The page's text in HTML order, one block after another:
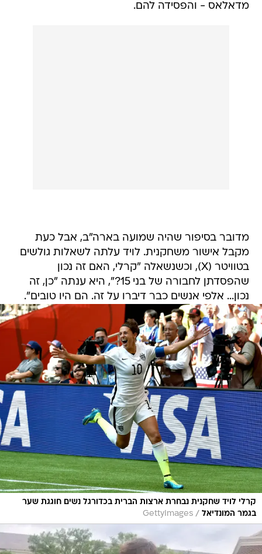
מדאלאס - והפסידה להם.
מדובר בסיפור שהיה שמועה בארה"ב, אבל כעת
מקבל אישור משחקנית. לויד עלתה לשאלות גולשים
בטוויטר (X), וכשנשאלה "קרלי, האם זה נכון
שהפסדתן לחבורה של בני 15?", היא ענתה "כן, זה
נכון... אלפי אנשים כבר דיברו על זה. הם היו טובים".
קרלי לויד שחקנית נבחרת ארצות הברית בכדורגל נשים חוגגת שער
בגמר המונדיאל /
GettyImages